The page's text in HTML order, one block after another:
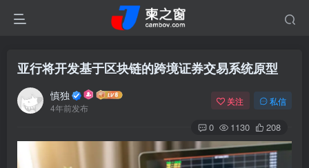
亚行将开发基于区块链的跨境证券交易系统原型
慎独
4年前发布
关注 私信
0 1130 208